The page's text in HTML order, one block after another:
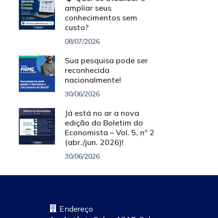
ampliar seus
conhecimentos sem
custo?
08/07/2026
Sua pesquisa pode ser
reconhecida
nacionalmente!
30/06/2026
Já está no ar a nova
edição do Boletim do
Economista – Vol. 5, nº 2
(abr./jun. 2026)!
30/06/2026
Endereço